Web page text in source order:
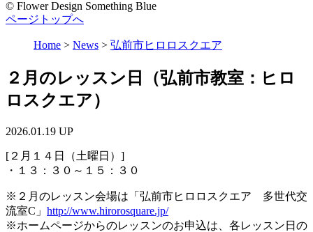
© Flower Design Something Blue
ページトップへ
Home > News > 弘前市ヒロロスクエア
２月のレッスン日（弘前市教室：ヒロ
ロスクエア）
2026.01.19 UP
[２月１４日（土曜日）]
・１３：３０～１５：３０
※２月のレッスン会場は「弘前市ヒロロスクエア 多世代交
流室C」 http://www.hirorosquare.jp/
※ホームページからのレッスンのお申込は、各レッスン日の